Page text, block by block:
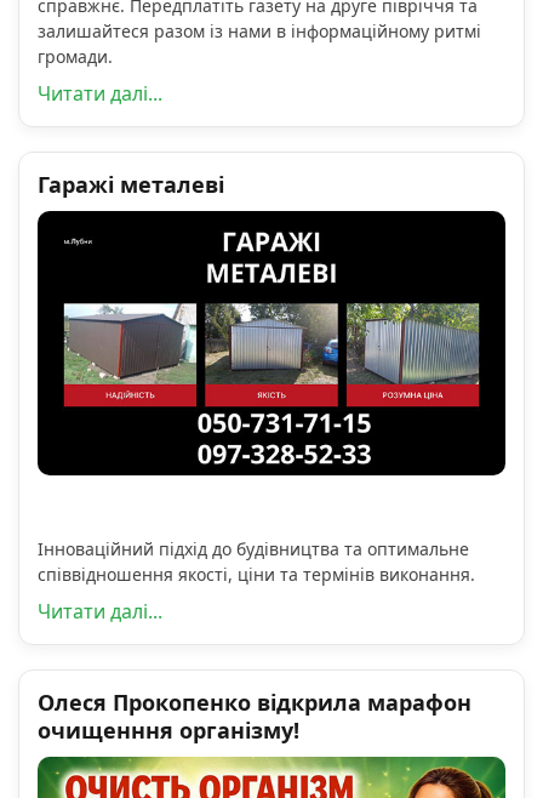
справжнє. Передплатіть газету на друге півріччя та
залишайтеся разом із нами в інформаційному ритмі
громади.
Читати далі...
Гаражі металеві
Інноваційний підхід до будівництва та оптимальне
співвідношення якості, ціни та термінів виконання.
Читати далі...
Олеся Прокопенко відкрила марафон
очищенння організму!